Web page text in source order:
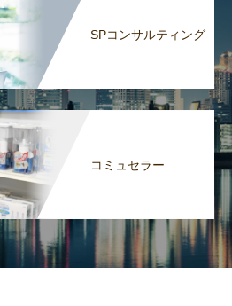
SPコンサルティング
コミュセラー